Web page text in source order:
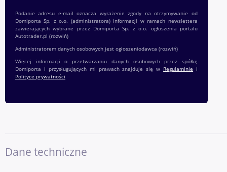
Podanie adresu e-mail oznacza wyrażenie zgody na otrzymywanie od
Domiporta Sp. z o.o. (administratora) informacji w ramach newslettera
zawierających wybrane przez Domiporta Sp. z o.o. ogłoszenia portalu
Autotrader.pl (rozwiń)
Administratorem danych osobowych jest ogłoszeniodawca (rozwiń)
Więcej informacji o przetwarzaniu danych osobowych przez spółkę
Domiporta i przysługujących mi prawach znajduje się w Regulaminie i
Polityce prywatności
Dane techniczne